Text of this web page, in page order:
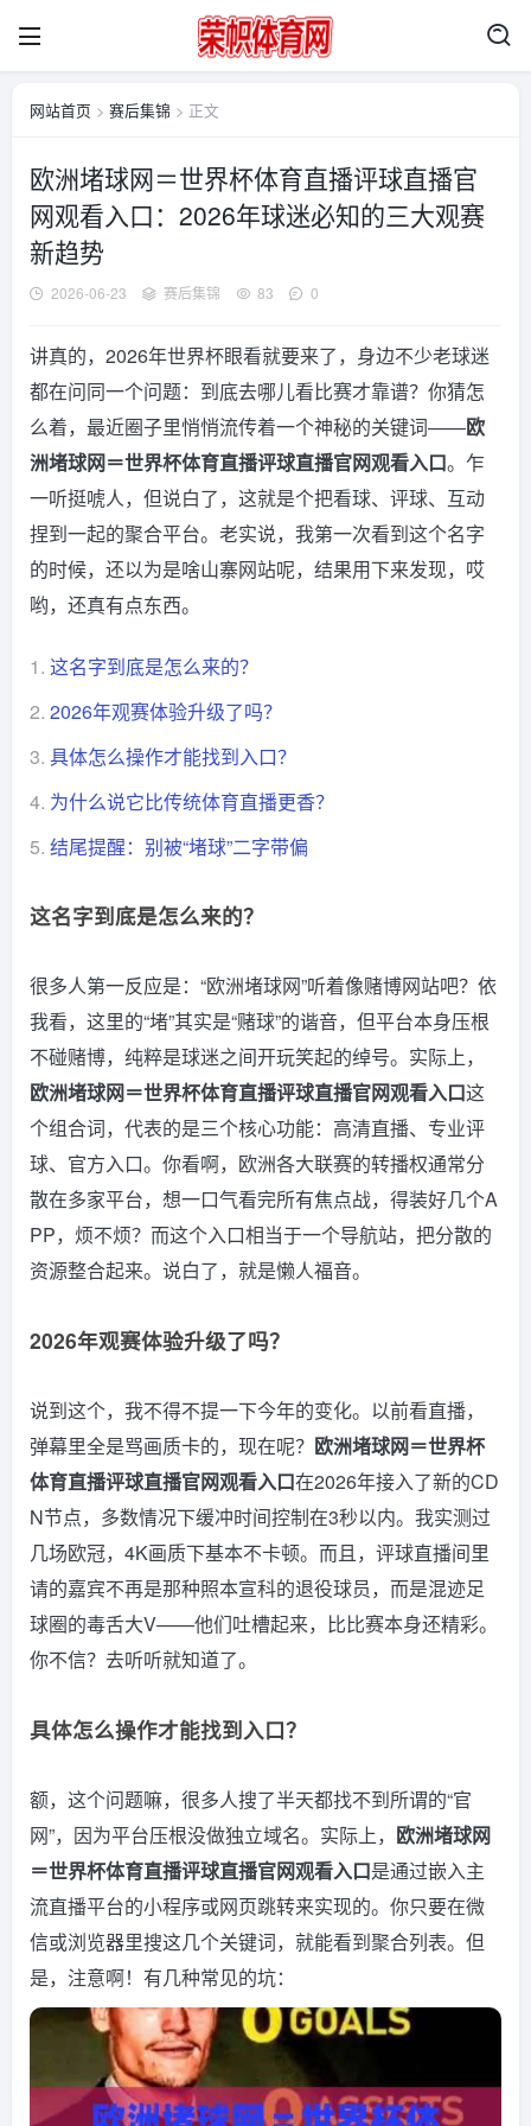
网站首页 > 赛后集锦 > 正文
欧洲堵球网＝世界杯体育直播评球直播官
网观看入口：2026年球迷必知的三大观赛
新趋势
2026-06-23 赛后集锦 83 0
讲真的，2026年世界杯眼看就要来了，身边不少老球迷
都在问同一个问题：到底去哪儿看比赛才靠谱？你猜怎
么着，最近圈子里悄悄流传着一个神秘的关键词——欧
洲堵球网＝世界杯体育直播评球直播官网观看入口。乍
一听挺唬人，但说白了，这就是个把看球、评球、互动
捏到一起的聚合平台。老实说，我第一次看到这个名字
的时候，还以为是啥山寨网站呢，结果用下来发现，哎
哟，还真有点东西。
1. 这名字到底是怎么来的？
2. 2026年观赛体验升级了吗？
3. 具体怎么操作才能找到入口？
4. 为什么说它比传统体育直播更香？
5. 结尾提醒：别被“堵球”二字带偏
这名字到底是怎么来的？
很多人第一反应是：“欧洲堵球网”听着像赌博网站吧？依
我看，这里的“堵”其实是“赌球”的谐音，但平台本身压根
不碰赌博，纯粹是球迷之间开玩笑起的绰号。实际上，
欧洲堵球网＝世界杯体育直播评球直播官网观看入口这
个组合词，代表的是三个核心功能：高清直播、专业评
球、官方入口。你看啊，欧洲各大联赛的转播权通常分
散在多家平台，想一口气看完所有焦点战，得装好几个A
PP，烦不烦？而这个入口相当于一个导航站，把分散的
资源整合起来。说白了，就是懒人福音。
2026年观赛体验升级了吗？
说到这个，我不得不提一下今年的变化。以前看直播，
弹幕里全是骂画质卡的，现在呢？ 欧洲堵球网＝世界杯
体育直播评球直播官网观看入口在2026年接入了新的CD
N节点，多数情况下缓冲时间控制在3秒以内。我实测过
几场欧冠，4K画质下基本不卡顿。而且，评球直播间里
请的嘉宾不再是那种照本宣科的退役球员，而是混迹足
球圈的毒舌大V——他们吐槽起来，比比赛本身还精彩。
你不信？去听听就知道了。
具体怎么操作才能找到入口？
额，这个问题嘛，很多人搜了半天都找不到所谓的“官
网”，因为平台压根没做独立域名。实际上， 欧洲堵球网
＝世界杯体育直播评球直播官网观看入口是通过嵌入主
流直播平台的小程序或网页跳转来实现的。你只要在微
信或浏览器里搜这几个关键词，就能看到聚合列表。但
是，注意啊！有几种常见的坑：